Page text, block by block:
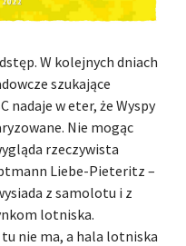
W kolejnych dniach
szukające
nadaje w eter, że Wyspy
Nie mogąc
rzeczywista
Liebe-Pieteritz –
z samolotu i z
lotniska.
nie ma, a hala lotniska